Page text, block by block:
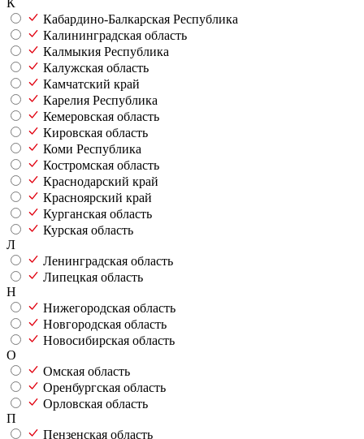
К
Кабардино-Балкарская Республика
Калининградская область
Калмыкия Республика
Калужская область
Камчатский край
Карелия Республика
Кемеровская область
Кировская область
Коми Республика
Костромская область
Краснодарский край
Красноярский край
Курганская область
Курская область
Л
Ленинградская область
Липецкая область
Н
Нижегородская область
Новгородская область
Новосибирская область
О
Омская область
Оренбургская область
Орловская область
П
Пензенская область